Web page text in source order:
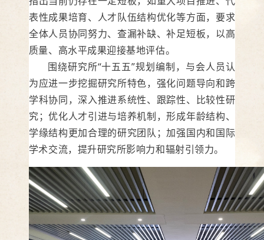
表性成果培育、人才队伍结构优化等方面，要求
全体人员协同努力、查漏补缺、补足短板，以高
质量、高水平成果迎接基地评估。
围绕研究所“十五五”规划编制，与会人员认
为应进一步挖掘研究所特色，强化问题导向和跨
学科协同，深入推进系统性、跟踪性、比较性研
究；优化人才引进与培养机制，形成年龄结构、
学缘结构更加合理的研究团队；加强国内和国际
学术交流，提升研究所影响力和辐射引领力。